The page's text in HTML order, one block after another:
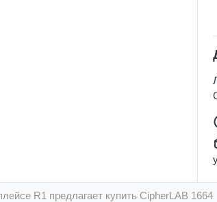
R1 предлагает купить CipherLAB 1664